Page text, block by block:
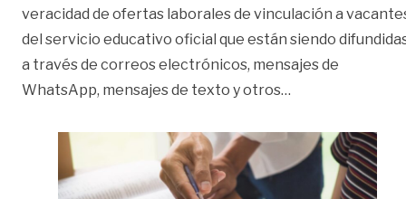
veracidad de ofertas laborales de vinculación a
del servicio educativo oficial que están siendo
a través de correos electrónicos, mensajes de
WhatsApp, mensajes de texto y otros…